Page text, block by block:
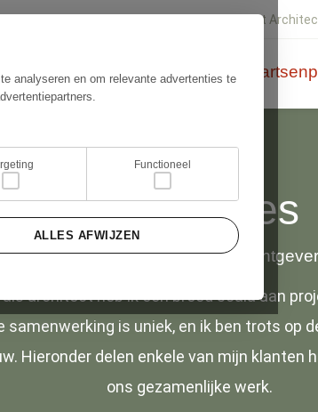
Ernst
tarieven Wonen
Referenties
Ervaringen van mijn
architect heb ik een breed scala aan
samenwerking is uniek, en ik ben trots op
Hieronder delen enkele van mijn klanten
ons gezamenlijke werk.
analyseren en om relevante advertenties te
Functioneel
ALLES AFWIJZEN